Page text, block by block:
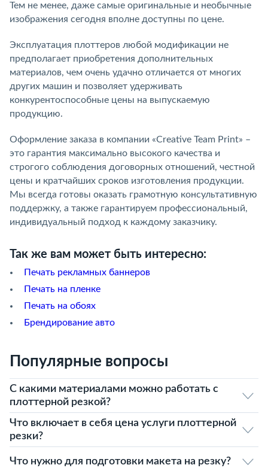
Тем не менее, даже самые оригинальные и необычные
изображения сегодня вполне доступны по цене.
Эксплуатация плоттеров любой модификации не
предполагает приобретения дополнительных
материалов, чем очень удачно отличается от многих
других машин и позволяет удерживать
конкурентоспособные цены на выпускаемую
продукцию.
Оформление заказа в компании «Creative Team Print» –
это гарантия максимально высокого качества и
строгого соблюдения договорных отношений, честной
цены и кратчайших сроков изготовления продукции.
Мы всегда готовы оказать грамотную консультативную
поддержку, а также гарантируем профессиональный,
индивидуальный подход к каждому заказчику.
Так же вам может быть интересно:
Печать рекламных баннеров
Печать на пленке
Печать на обоях
Брендирование авто
Популярные вопросы
С какими материалами можно работать с
плоттерной резкой?
Что включает в себя цена услуги плоттерной
резки?
Что нужно для подготовки макета на резку?